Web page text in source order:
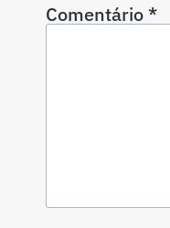
Comentário*